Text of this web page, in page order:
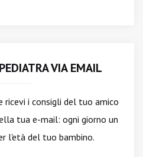
VIA EMAIL
ricevi i consigli del tuo amico
tua e-mail: ogni giorno un
l'età del tuo bambino.